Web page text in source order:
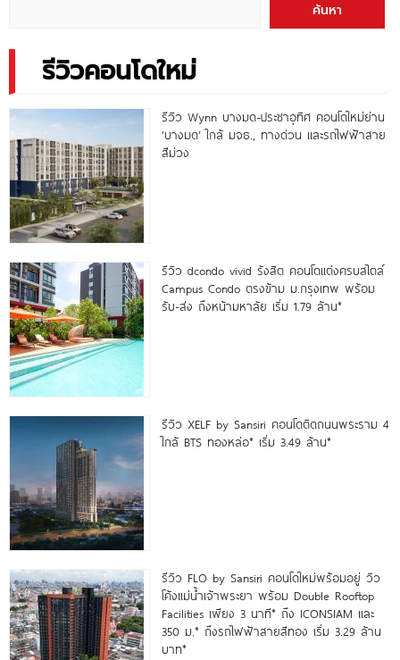
ค้นหา
รีวิวคอนโดใหม่
รีวิว Wynn บางมด-ประชาอุทิศ คอนโดใหม่ย่าน
‘บางมด’ ใกล้ มจธ., ทางด่วน และรถไฟฟ้าสาย
สีม่วง
รีวิว dcondo vivid รังสิต คอนโดแต่งครบสไตล์
Campus Condo ตรงข้าม ม.กรุงเทพ พร้อม
รับ-ส่ง ถึงหน้ามหาลัย เริ่ม 1.79 ล้าน*
รีวิว XELF by Sansiri คอนโดติดถนนพระราม 4
ใกล้ BTS ทองหล่อ* เริ่ม 3.49 ล้าน*
รีวิว FLO by Sansiri คอนโดใหม่พร้อมอยู่ วิว
โค้งแม่น้ำเจ้าพระยา พร้อม Double Rooftop
Facilities เพียง 3 นาที* ถึง ICONSIAM และ
350 ม.* ถึงรถไฟฟ้าสายสีทอง เริ่ม 3.29 ล้าน
บาท*